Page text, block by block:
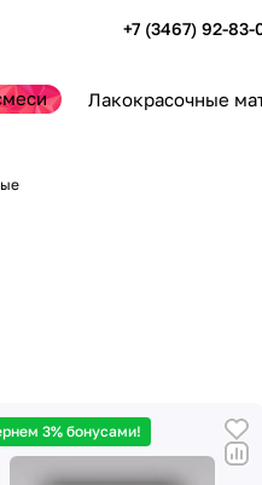
+7 (3467) 92-83-
Лакокрасочные
3% бонусами!